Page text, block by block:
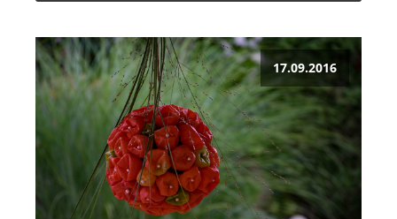
17.09.2016